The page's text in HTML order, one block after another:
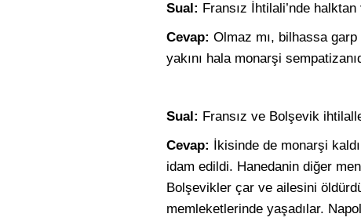
Sual: Fransız İhtilali’nde
Cevap: Olmaz mı, bilhassa
yakını hala monarşi
Sual: Fransız ve Bolşevik
Cevap: İkisinde de monarşi
idam edildi. Hanedanin diğer
Bolşevikler çar ve ailesini
memleketlerinde yaşadılar.